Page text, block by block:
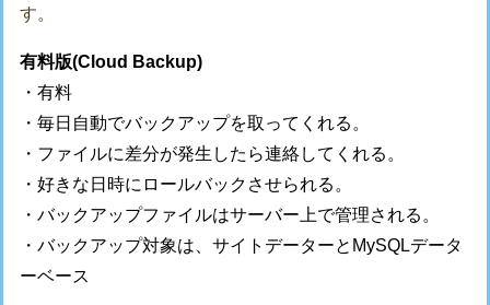
す。
有料版(Cloud Backup)
・有料
・毎日自動でバックアップを取ってくれる。
・ファイルに差分が発生したら連絡してくれる。
・好きな日時にロールバックさせられる。
・バックアップファイルはサーバー上で管理される。
・バックアップ対象は、サイトデーターとMySQLデータ
ーベース